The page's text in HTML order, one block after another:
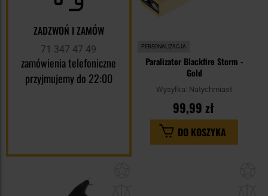
ZADZWOŃ I ZAMÓW
71 347 47 49
zamówienia telefoniczne
przyjmujemy do 22:00
PERSONALIZACJA
Paralizator Blackfire Storm -
Gold
Wysyłka: Natychmiast
99,99 zł
DO KOSZYKA